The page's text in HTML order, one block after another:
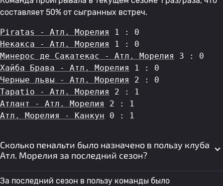
составляет 50% от сыгранных встреч.
Piratas - Атл. Морелия
1 : 0
Некакса - Атл. Морелия
1 : 0
Минерос де Сакатекас - Атл. Морелия
3 : 0
Хайба Брава - Атл. Морелия
1 : 0
Черные львы - Атл. Морелия
2 : 0
Tapatio - Атл. Морелия
2 : 1
Атлант - Атл. Морелия
2 : 1
Атл. Морелия - Канкун 0 : 1
Сколько пенальти было назначено в пользу клуба
Атл. Морелия за последний сезон?
За последний сезон в пользу команды было